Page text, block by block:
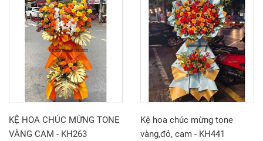
KỆ HOA CHÚC MỪNG TONE
VÀNG CAM - KH263
Kệ hoa chúc mừng tone
vàng,đỏ, cam - KH441